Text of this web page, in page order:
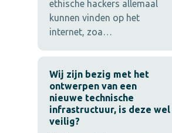
ethische hackers allemaal
kunnen vinden op het
internet, zoa…
Wij zijn bezig met het
ontwerpen van een
nieuwe technische
infrastructuur, is deze wel
veilig?